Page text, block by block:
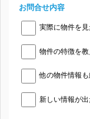
お問合せ内容
実際に物件を
物件の特徴を
他の物件情報
新しい情報が